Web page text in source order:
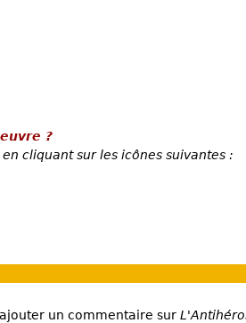
?
cliquant sur les icônes suivantes :
un commentaire sur